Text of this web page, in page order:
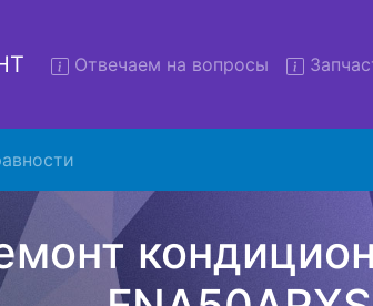
Отвечаем на вопросы
Ремонт
с
предлагает воспользоваться
клиенту сохранить время и свои
время по адресу, проводит